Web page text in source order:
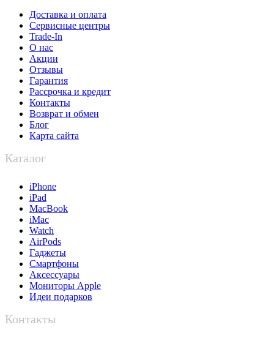
Доставка и оплата
Сервисные центры
Trade-In
О нас
Акции
Отзывы
Гарантия
Рассрочка и кредит
Контакты
Возврат и обмен
Блог
Карта сайта
Каталог
iPhone
iPad
MacBook
iMac
Watch
AirPods
Гаджеты
Смартфоны
Аксессуары
Мониторы Apple
Идеи подарков
Контакты